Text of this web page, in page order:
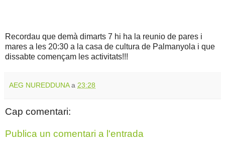
Recordau que demà dimarts 7 hi ha la reunio de pares i
mares a les 20:30 a la casa de cultura de Palmanyola i que
dissabte començam les activitats!!!
AEG NUREDDUNA a 23:28
Cap comentari:
Publica un comentari a l'entrada